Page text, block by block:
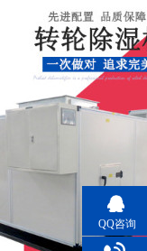
QQ咨询